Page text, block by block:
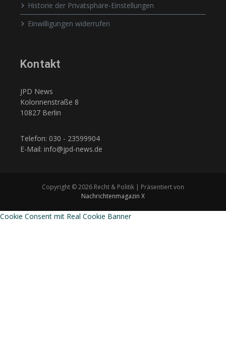
Historie der Privatsphäre-Einstellungen
Einwilligungen widerrufen
Kontakt
JPD News
Kolonnenstraße 8
10827 Berlin
Telefon: 030 - 23599904
E-Mail: info@jpd-news.de
Copyright © 2026 Recht & Politik | Präsentiert von
Nachrichtenmagazin X
Cookie Consent mit Real Cookie Banner